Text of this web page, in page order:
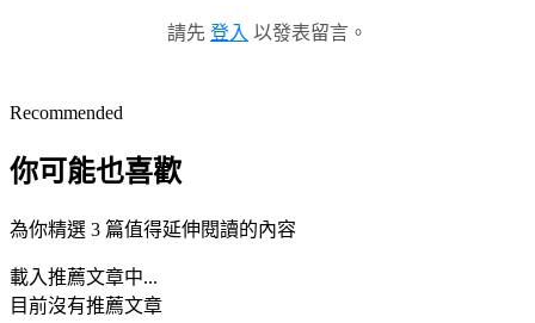
請先 登入 以發表留言。
Recommended
你可能也喜歡
為你精選 3 篇值得延伸閱讀的內容
載入推薦文章中...
目前沒有推薦文章